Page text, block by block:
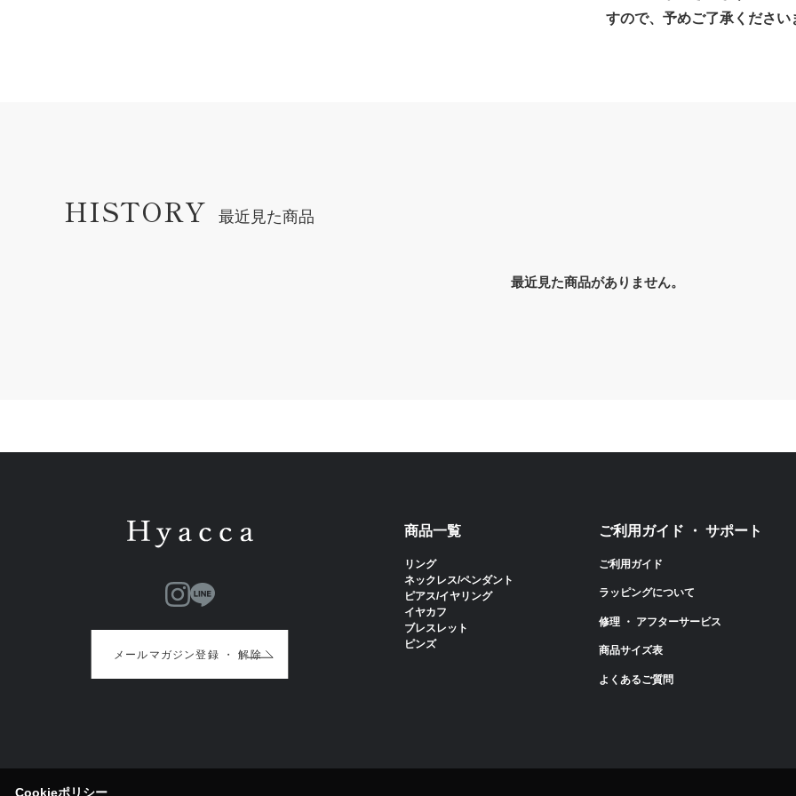
すので、予めご了承ください
HISTORY
最近見た商品がありません。
メールマガジン登録 ・ 解除
商品一覧
リング
ネックレス/ペンダント
ピアス/イヤリング
イヤカフ
ブレスレット
ピンズ
ご利用ガイド ・ サポート
ご利用ガイド
ラッピングについて
修理 ・ アフターサービス
商品サイズ表
よくあるご質問
Cookieポリシー